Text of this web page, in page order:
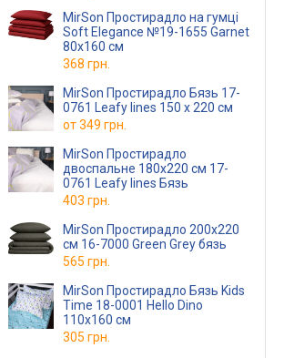
MirSon Простирадло на гумці
Soft Elegance №19-1655 Garnet
80х160 см
368 грн.
MirSon Простирадло Бязь 17-
0761 Leafy lines 150 х 220 см
от349 грн.
MirSon Простирадло
двоспальне 180x220 см 17-
0761 Leafy lines Бязь
403 грн.
MirSon Простирадло 200х220
см 16-7000 Green Grey бязь
565 грн.
MirSon Простирадло Бязь Kids
Time 18-0001 Hello Dino
110х160 см
305 грн.